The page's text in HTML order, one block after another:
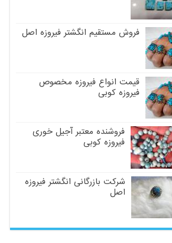
فروش مستقیم انگشتر فیروزه اصل
قیمت انواع فیروزه مخصوص
فیروزه کوبی
فروشنده معتبر آجیل خوری
فیروزه کوبی
شرکت بازرگانی انگشتر فیروزه
اصل